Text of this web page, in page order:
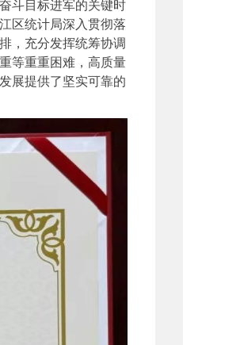
斗目标进军的关键时
区统计局深入贯彻落
，充分发挥统筹协调
等重重困难，高质量
展提供了坚实可靠的